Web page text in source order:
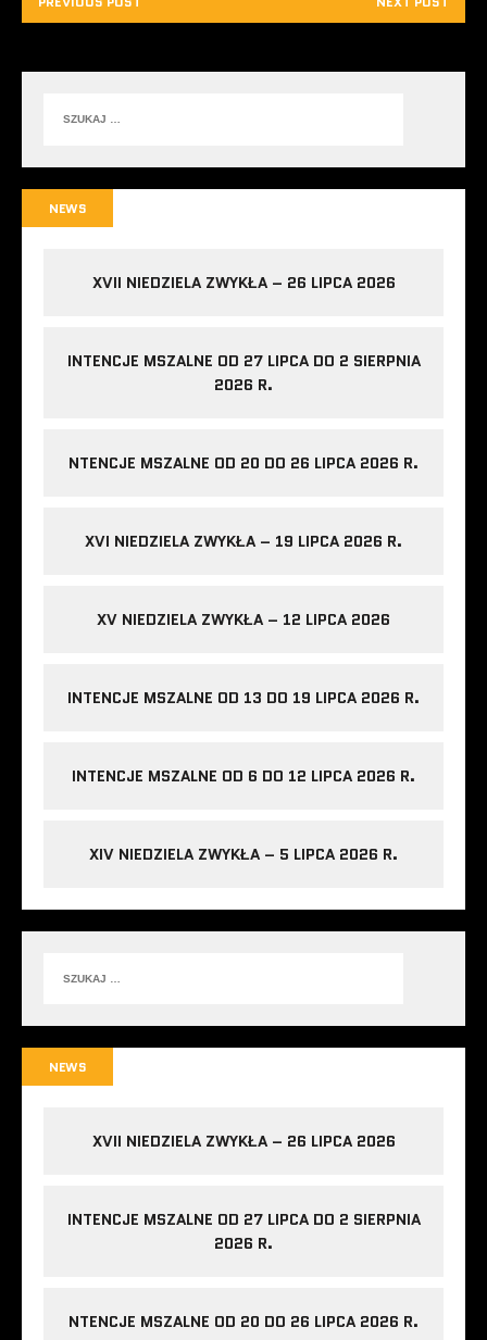
NEWS
XVII NIEDZIELA ZWYKŁA – 26 LIPCA 2026
INTENCJE MSZALNE OD 27 LIPCA DO 2 SIERPNIA
2026 R.
NTENCJE MSZALNE OD 20 DO 26 LIPCA 2026 R.
XVI NIEDZIELA ZWYKŁA – 19 LIPCA 2026 R.
XV NIEDZIELA ZWYKŁA – 12 LIPCA 2026
INTENCJE MSZALNE OD 13 DO 19 LIPCA 2026 R.
INTENCJE MSZALNE OD 6 DO 12 LIPCA 2026 R.
XIV NIEDZIELA ZWYKŁA – 5 LIPCA 2026 R.
NEWS
XVII NIEDZIELA ZWYKŁA – 26 LIPCA 2026
INTENCJE MSZALNE OD 27 LIPCA DO 2 SIERPNIA
2026 R.
NTENCJE MSZALNE OD 20 DO 26 LIPCA 2026 R.